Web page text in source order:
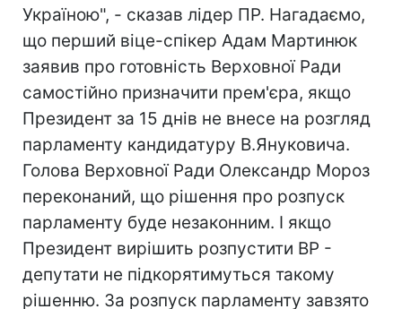
Україною", - сказав лідер ПР. Нагадаємо,
що перший віце-спікер Адам Мартинюк
заявив про готовність Верховної Ради
самостійно призначити прем'єра, якщо
Президент за 15 днів не внесе на розгляд
парламенту кандидатуру В.Януковича.
Голова Верховної Ради Олександр Мороз
переконаний, що рішення про розпуск
парламенту буде незаконним. І якщо
Президент вирішить розпустити ВР -
депутати не підкорятимуться такому
рішенню. За розпуск парламенту завзято